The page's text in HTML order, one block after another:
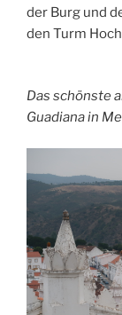
der Burg und
den Turm
Das schönste
Guadiana in